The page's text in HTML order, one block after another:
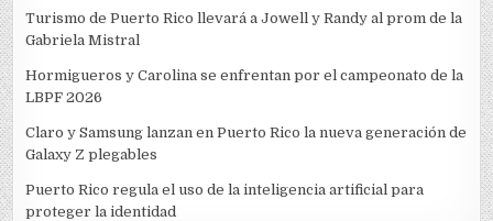
Turismo de Puerto Rico llevará a Jowell y Randy al prom de la
Gabriela Mistral
Hormigueros y Carolina se enfrentan por el campeonato de la
LBPF 2026
Claro y Samsung lanzan en Puerto Rico la nueva generación de
Galaxy Z plegables
Puerto Rico regula el uso de la inteligencia artificial para
proteger la identidad